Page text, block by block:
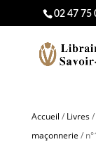
02 47 75
Accueil / Livres/
maçonnerie /